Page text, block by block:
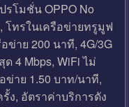
รโมชั่น OPPO No
โทรในเครือข่ายทรูมูฟ
ข่าย 200 นาที, 4G/3G
4 Mbps, WiFi ไม่
ข่าย 1.50 บาท/นาที,
ง, อัตราค่าบริการดัง